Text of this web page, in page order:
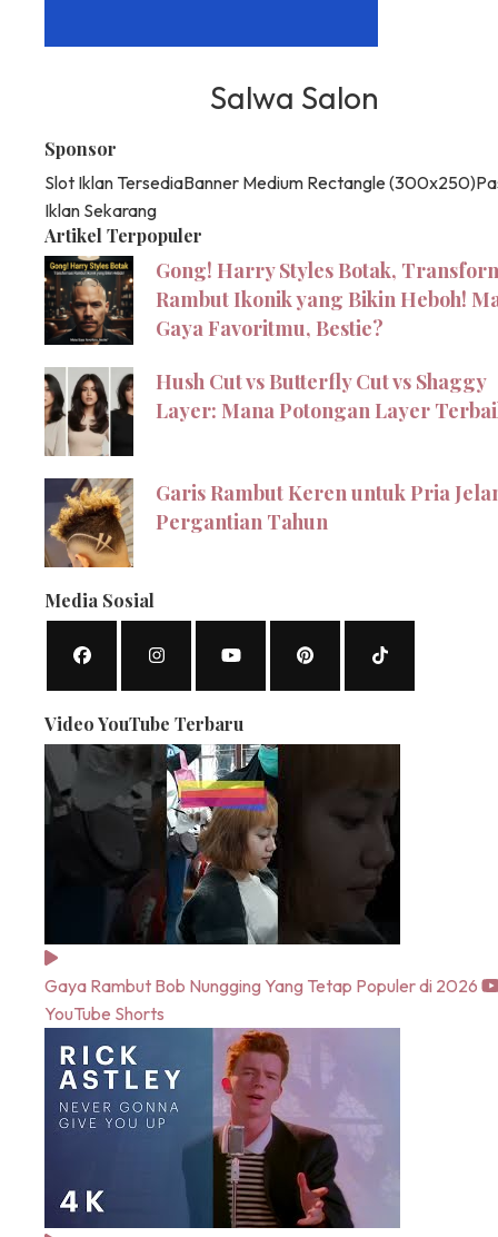
Salwa Salon
Sponsor
Slot Iklan TersediaBanner Medium Rectangle (300x250)
Iklan Sekarang
Artikel Terpopuler
Gong! Harry Styles Botak,
Rambut Ikonik yang Bikin Heboh!
Gaya Favoritmu, Bestie?
Hush Cut vs Butterfly Cut vs Shaggy
Layer: Mana Potongan Layer
Garis Rambut Keren untuk Pria
Pergantian Tahun
Media Sosial
Video YouTube Terbaru
Gaya Rambut Bob Nungging Yang Tetap Populer di 2026
YouTube Shorts